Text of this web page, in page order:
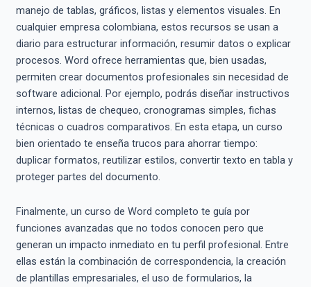
manejo de tablas, gráficos, listas y elementos visuales. En
cualquier empresa colombiana, estos recursos se usan a
diario para estructurar información, resumir datos o explicar
procesos. Word ofrece herramientas que, bien usadas,
permiten crear documentos profesionales sin necesidad de
software adicional. Por ejemplo, podrás diseñar instructivos
internos, listas de chequeo, cronogramas simples, fichas
técnicas o cuadros comparativos. En esta etapa, un curso
bien orientado te enseña trucos para ahorrar tiempo:
duplicar formatos, reutilizar estilos, convertir texto en tabla y
proteger partes del documento.
Finalmente, un curso de Word completo te guía por
funciones avanzadas que no todos conocen pero que
generan un impacto inmediato en tu perfil profesional. Entre
ellas están la combinación de correspondencia, la creación
de plantillas empresariales, el uso de formularios, la